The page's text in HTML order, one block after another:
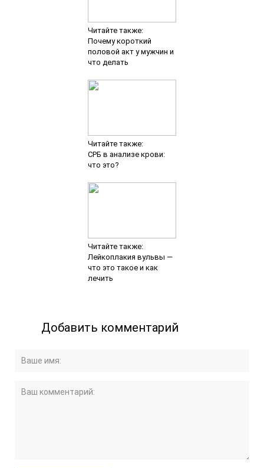
Читайте также:
Почему короткий
половой акт у мужчин и
что делать
Читайте также:
СРБ в анализе крови:
что это?
Читайте также:
Лейкоплакия вульвы —
что это такое и как
лечить
Добавить комментарий